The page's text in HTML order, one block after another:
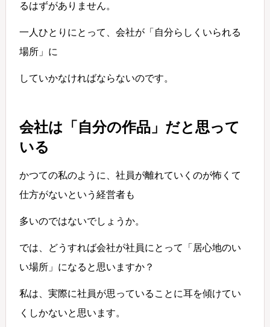
るはずがありません。
一人ひとりにとって、会社が「自分らしくいられる
場所」に
していかなければならないのです。
会社は「自分の作品」だと思って
いる
かつての私のように、社員が離れていくのが怖くて
仕方がないという経営者も
多いのではないでしょうか。
では、どうすれば会社が社員にとって「居心地のい
い場所」になると思いますか？
私は、実際に社員が思っていることに耳を傾けてい
くしかないと思います。